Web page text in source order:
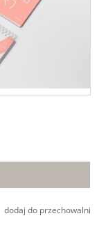
dodaj do przechowalni